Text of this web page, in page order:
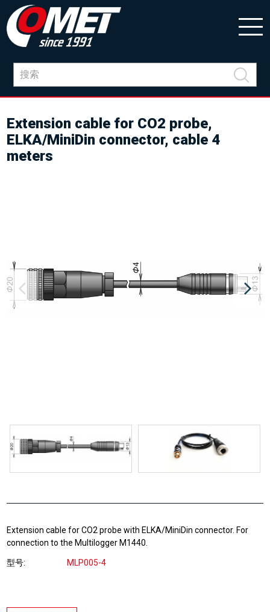
Extension cable for CO2 probe,
ELKA/MiniDin connector, cable 4
meters
Extension cable for CO2 probe with ELKA/MiniDin connector. For
connection to the Multilogger M1440.
型号 MLP005-4